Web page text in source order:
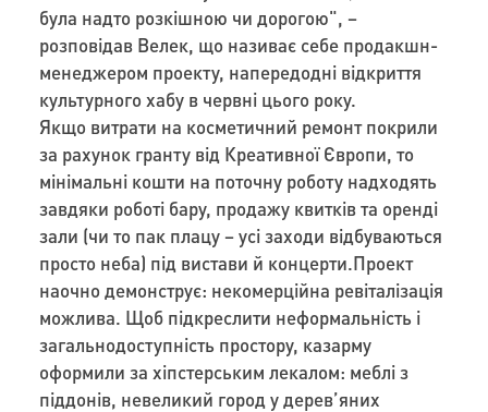
була надто розкішною чи дорогою", –
розповідав Велек, що називає себе продакшн-
менеджером проекту, напередодні відкриття
культурного хабу в червні цього року.
Якщо витрати на косметичний ремонт покрили
за рахунок гранту від Креативної Європи, то
мінімальні кошти на поточну роботу надходять
завдяки роботі бару, продажу квитків та оренді
зали (чи то пак плацу – усі заходи відбуваються
просто неба) під вистави й концерти.Проект
наочно демонструє: некомерційна ревіталізація
можлива. Щоб підкреслити неформальність і
загальнодоступність простору, казарму
оформили за хіпстерським лекалом: меблі з
піддонів, невеликий город у дерев’яних